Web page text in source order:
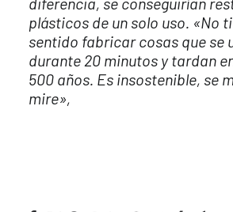
plásticos de un solo uso. «No
sentido fabricar cosas que se
durante 20 minutos y tardan
500 años. Es insostenible, se
mire»,